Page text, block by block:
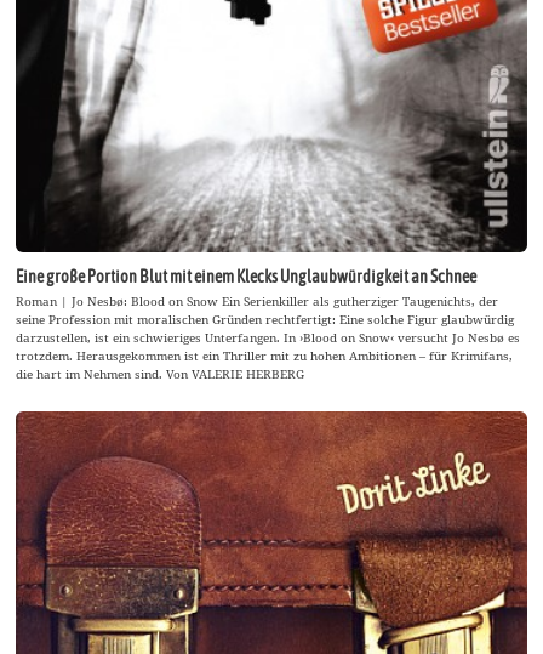
Eine große Portion Blut mit einem Klecks Unglaubwürdigkeit an Schnee
Roman | Jo Nesbø: Blood on Snow Ein Serienkiller als gutherziger Taugenichts, der
seine Profession mit moralischen Gründen rechtfertigt: Eine solche Figur glaubwürdig
darzustellen, ist ein schwieriges Unterfangen. In ›Blood on Snow‹ versucht Jo Nesbø es
trotzdem. Herausgekommen ist ein Thriller mit zu hohen Ambitionen – für Krimifans,
die hart im Nehmen sind. Von VALERIE HERBERG